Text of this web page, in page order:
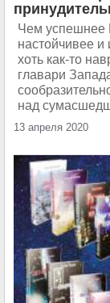
Чем успешнее
настойчивее и
хоть как-то
главари
над
13 апреля 2020